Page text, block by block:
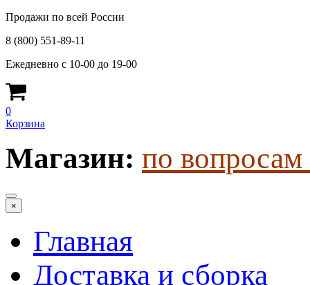
Продажи по всей России
8 (800) 551-89-11
Ежедневно с 10-00 до 19-00
0
Корзина
Магазин: по
×
Главная
Доставка и сборка